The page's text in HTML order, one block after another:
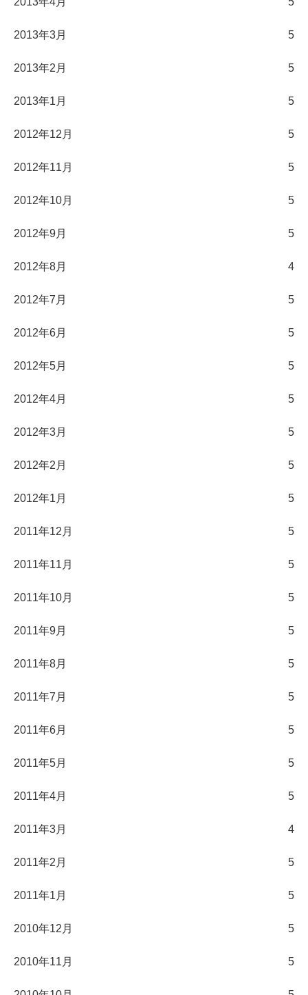
2013年3月 5
2013年2月 5
2013年1月 5
2012年12月 5
2012年11月 5
2012年10月 5
2012年9月 5
2012年8月 4
2012年7月 5
2012年6月 5
2012年5月 5
2012年4月 5
2012年3月 5
2012年2月 5
2012年1月 5
2011年12月 5
2011年11月 5
2011年10月 5
2011年9月 5
2011年8月 5
2011年7月 5
2011年6月 5
2011年5月 5
2011年4月 5
2011年3月 4
2011年2月 5
2011年1月 5
2010年12月 5
2010年11月 5